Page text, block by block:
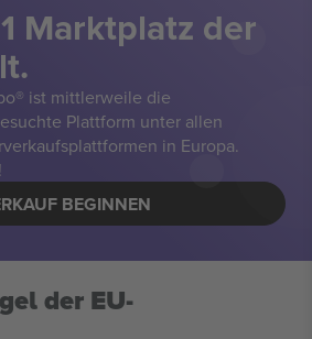
Marktplatz der
ist mittlerweile die
Plattform unter allen
in Europa.
BEGINNEN
der EU-